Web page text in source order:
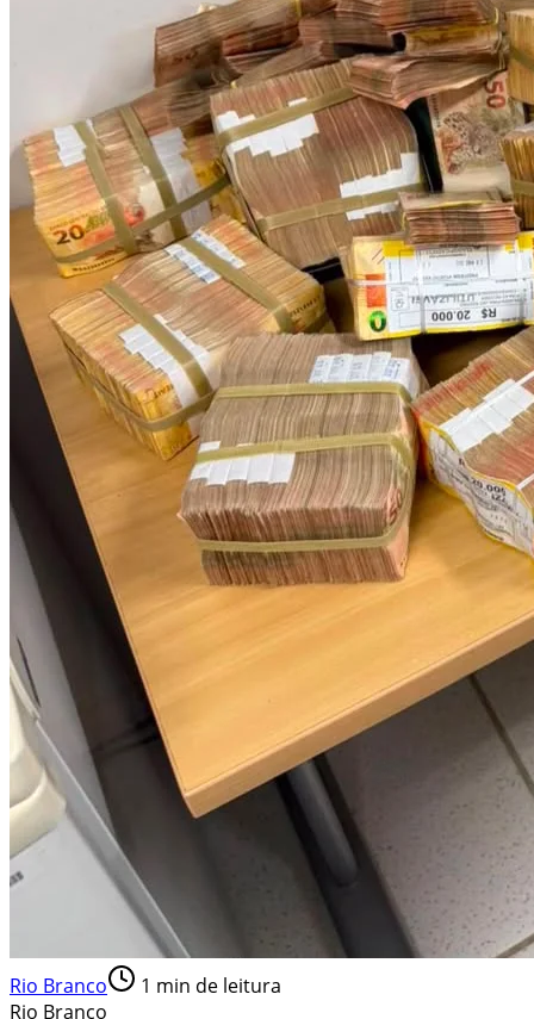
Rio Branco 1 min de leitura
Rio Branco